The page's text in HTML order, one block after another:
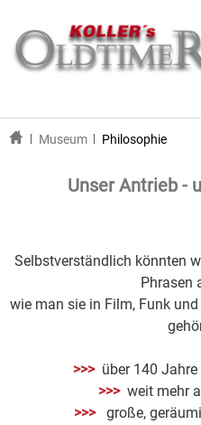
Museum Philosophie
Unser Antrieb -
Selbstverständlich könnten
Phrasen
wie man sie in Film, Funk
>>> über 140
>>> weit mehr
>>> große,